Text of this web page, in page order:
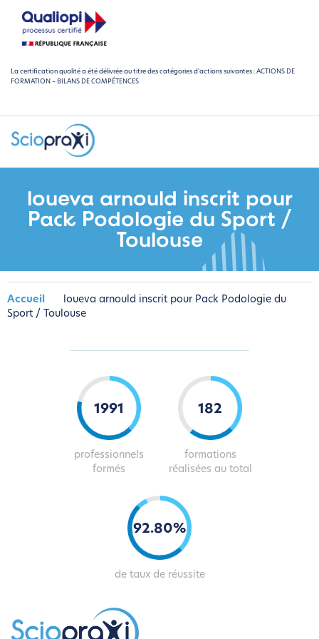
La certification qualité a été délivrée au titre des catégories d'actions suivantes : ACTIONS DE
FORMATION – BILANS DE COMPÉTENCES
loueva arnould inscrit pour
Pack Podologie du Sport /
Toulouse
Accueil
loueva arnould inscrit pour Pack Podologie du
Sport / Toulouse
2019
professionnels
formés
184
formations
réalisées au total
93.81%
de taux de réussite